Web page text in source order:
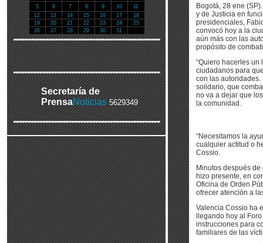
5
6 7 8 9 10
11
12
13 14 15 16 17
18
19
20 21 22 23 24
25
26
27 28 29 30 31
Secretaría de
PrensaNoticias 5629349
Bogotá, 28 ene
y de Justicia en
presidenciales,
convocó hoy a la
aún más con las
propósito de
“Quiero hacerles un
ciudadanos para
con las
solidario, que
no va a dejar que
la comunidad.
“Necesitamos la
cualquier actitud o
Cossio.
Minutos después
hizo presente, en
Oficina de Orden
ofrecer atención a
Valencia Cossio ha
llegando hoy al
instrucciones para
familiares de las